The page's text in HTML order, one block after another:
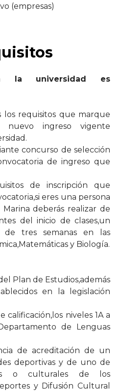
(empresas)
la universidad es
los requisitos que marque
nuevo ingreso vigente
concurso de selección
de ingreso que
de inscripción que
eres una persona
deberás realizar de
del inicio de clases,un
de tres semanas en las
y Biología.
Plan de Estudios,además
en la legislación
calificación,los niveles 1A a
de Lenguas
de acreditación de un
deportivas y de uno de
o culturales de los
y Difusión Cultural